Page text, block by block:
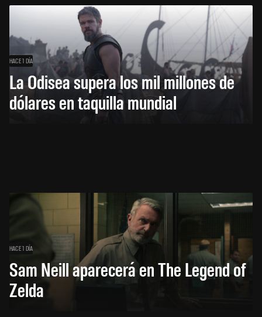
HACE 1 DÍA
La Odisea supera los mil millones de
dólares en taquilla mundial
HACE 1 DÍA
Sam Neill aparecerá en The Legend of
Zelda